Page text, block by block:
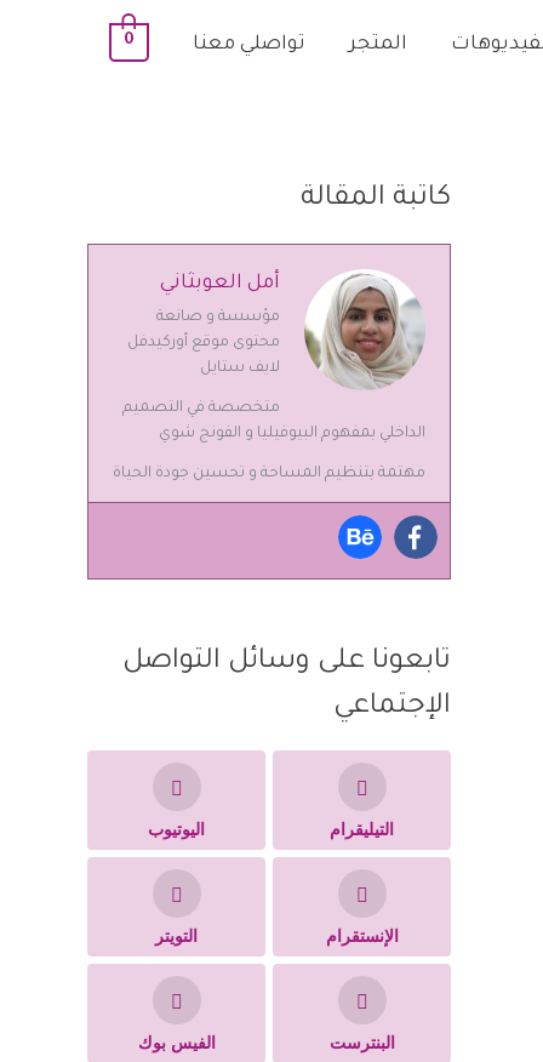
المتجر تواصلي معنا 0
كاتبة المقالة
أمل العوبثاني
مؤسسة و صانعة
محتوى موقع أوركيدفل
لايف ستايل
متخصصة في التصميم
الداخلي بمفهوم البيوفيليا و الفونج شوي
مهتمة بتنظيم المساحة و تحسين جودة الحياة
تابعونا على وسائل التواصل
الإجتماعي
اليوتيوب التيليقرام
التويتر الإنستقرام
الفيس بوك البنترست